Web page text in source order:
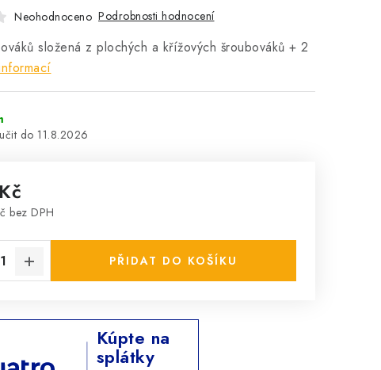
Neohodnoceno Podrobnosti hodnocení
složená z plochých a křížových šroubováků + 2
11.8.2026
bez DPH
PŘIDAT DO KOŠÍKU
Kúpte na
splátky